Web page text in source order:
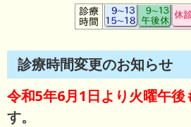
診療時間変更のお知らせ
令和5年6月1日より火曜午後
す。